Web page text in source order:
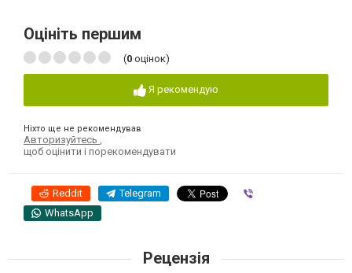
Оцініть першим
(0 оцінок)
Я рекомендую
Ніхто ще не рекомендував
Авторизуйтесь
щоб оцінити і порекомендувати
Reddit Telegram
WhatsApp
Рецензія